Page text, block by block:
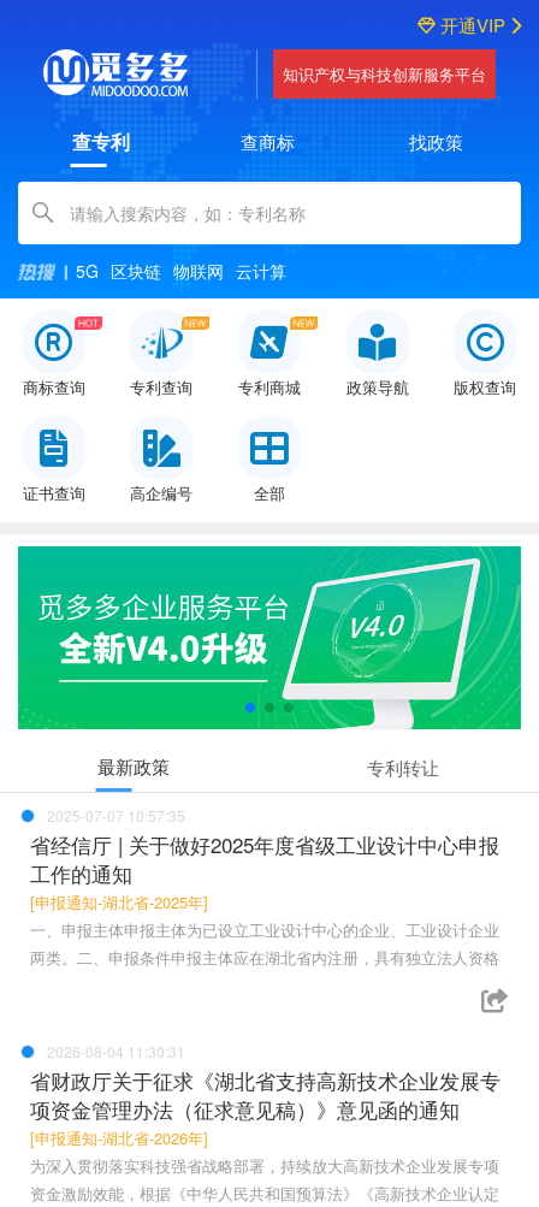
开通VIP
知识产权与科技创新服务平台
查专利 查商标 找政策
Amount (in dollars)
5G 区块链 物联网 云计算
商标查询 专利查询 专利商城 政策导航 版权查询
证书查询 高企编号 全部
最新政策 专利转让
2025-07-07 10:57:35
省经信厅 | 关于做好2025年度省级工业设计中心申报
工作的通知
[申报通知-湖北省-2025年]
一、申报主体申报主体为已设立工业设计中心的企业、工业设计企业
两类。二、申报条件申报主体应在湖北省内注册，具有独立法人资格
2026-08-04 11:30:31
省财政厅关于征求《湖北省支持高新技术企业发展专
项资金管理办法（征求意见稿）》意见函的通知
[申报通知-湖北省-2026年]
为深入贯彻落实科技强省战略部署，持续放大高新技术企业发展专项
资金激励效能，根据《中华人民共和国预算法》《高新技术企业认定